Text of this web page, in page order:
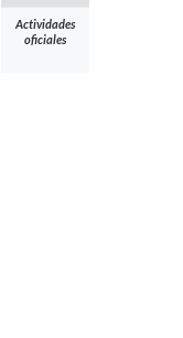
Actividades
oficiales